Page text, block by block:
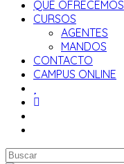
web
QUÉ OFRECEMOS
CURSOS
AGENTES
MANDOS
CONTACTO
CAMPUS ONLINE